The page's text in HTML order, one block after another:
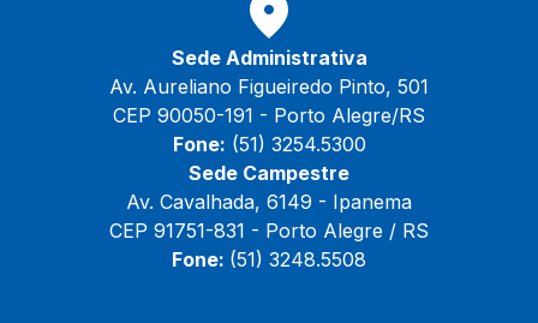
Sede Administrativa
Av. Aureliano Figueiredo Pinto, 501
CEP 90050-191 - Porto Alegre/RS
Fone: (51) 3254.5300
Sede Campestre
Av. Cavalhada, 6149 - Ipanema
CEP 91751-831 - Porto Alegre / RS
Fone: (51) 3248.5508